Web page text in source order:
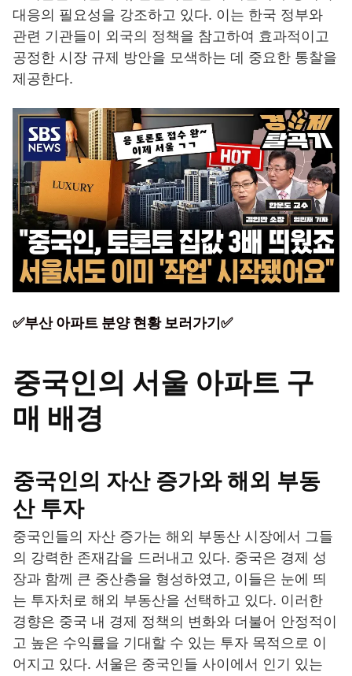
대응의 필요성을 강조하고 있다. 이는 한국 정부와
관련 기관들이 외국의 정책을 참고하여 효과적이고
공정한 시장 규제 방안을 모색하는 데 중요한 통찰을
제공한다.
✅부산 아파트 분양 현황 보러가기✅
중국인의 서울 아파트 구
매 배경
중국인의 자산 증가와 해외 부동
산 투자
중국인들의 자산 증가는 해외 부동산 시장에서 그들
의 강력한 존재감을 드러내고 있다. 중국은 경제 성
장과 함께 큰 중산층을 형성하였고, 이들은 눈에 띄
는 투자처로 해외 부동산을 선택하고 있다. 이러한
경향은 중국 내 경제 정책의 변화와 더불어 안정적이
고 높은 수익률을 기대할 수 있는 투자 목적으로 이
어지고 있다. 서울은 중국인들 사이에서 인기 있는